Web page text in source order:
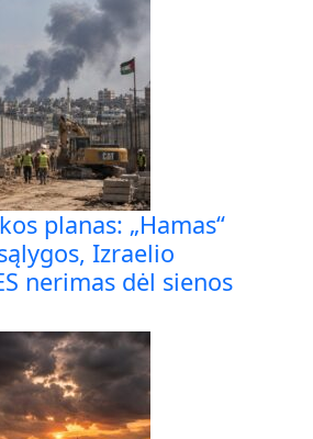
planas: „Hamas“
Izraelio
nerimas dėl sienos